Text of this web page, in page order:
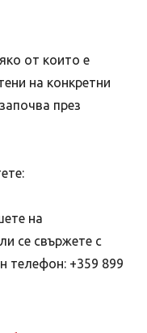
от които е
на конкретни
през
на
се свържете с
телефон: +359 899